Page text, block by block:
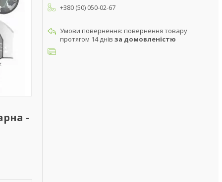
-
+380 (50) 050-02-67
повернення товару
протягом 14 днів за домовленістю